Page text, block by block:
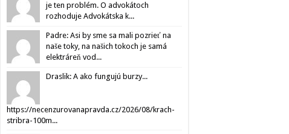
je ten problém. O advokátoch
rozhoduje Advokátska k...
Padre: Asi by sme sa mali pozrieť na
naše toky, na našich tokoch je samá
elektráreň vod...
Draslik: A ako fungujú burzy...
https://necenzurovanapravda.cz/2026/08/krach-
stribra-100m...